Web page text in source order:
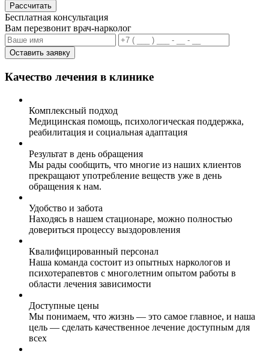
Рассчитать
Бесплатная консультация
Вам перезвонит врач-нарколог
Оставить заявку
Качество лечения в клинике
Комплексный подход
Медицинская помощь, психологическая поддержка,
реабилитация и социальная адаптация
Результат в день обращения
Мы рады сообщить, что многие из наших клиентов
прекращают употребление веществ уже в день
обращения к нам.
Удобство и забота
Находясь в нашем стационаре, можно полностью
довериться процессу выздоровления
Квалифицированный персонал
Наша команда состоит из опытных наркологов и
психотерапевтов с многолетним опытом работы в
области лечения зависимости
Доступные цены
Мы понимаем, что жизнь — это самое главное, и наша
цель — сделать качественное лечение доступным для
всех